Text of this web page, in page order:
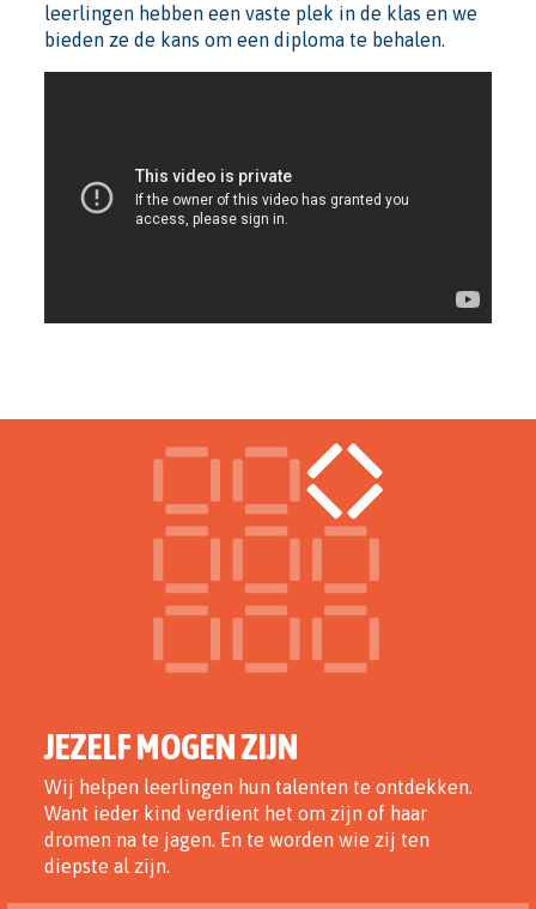
leerlingen hebben een vaste plek in de klas en we
bieden ze de kans om een diploma te behalen.
JEZELF MOGEN ZIJN
Wij helpen leerlingen hun talenten te ontdekken.
Want ieder kind verdient het om zijn of haar
dromen na te jagen. En te worden wie zij ten
diepste al zijn.